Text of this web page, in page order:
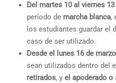
Del martes 10 al viernes
período de marcha blanca,
los estudiantes guardar
caso de ser utilizado.
Desde el lunes 16 de
sean utilizados dentro del
retirados, y el apoderado o